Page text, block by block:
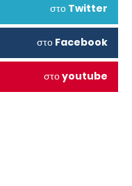
στο Twitter
στο Facebook
στοyoutube